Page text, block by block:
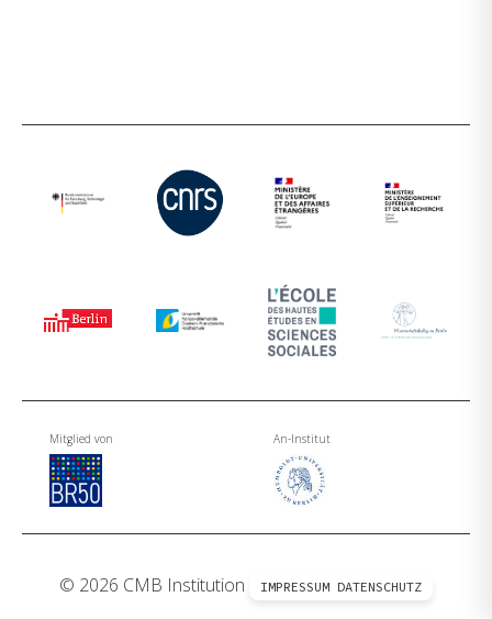
Mitglied von An-Institut
© 2026 CMB Institution IMPRESSUM DATENSCHUTZ